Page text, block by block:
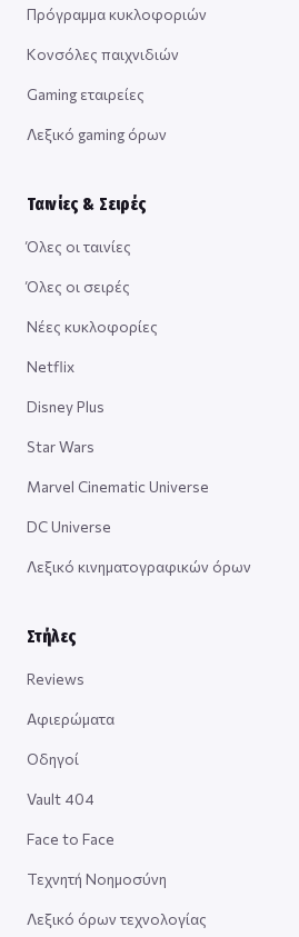
Πρόγραμμα κυκλοφοριών
Κονσόλες παιχνιδιών
Gaming εταιρείες
Λεξικό gaming όρων
Ταινίες & Σειρές
Όλες οι ταινίες
Όλες οι σειρές
Νέες κυκλοφορίες
Netflix
Disney Plus
Star Wars
Marvel Cinematic Universe
DC Universe
Λεξικό κινηματογραφικών όρων
Στήλες
Reviews
Αφιερώματα
Οδηγοί
Vault 404
Face to Face
Τεχνητή Νοημοσύνη
Λεξικό όρων τεχνολογίας